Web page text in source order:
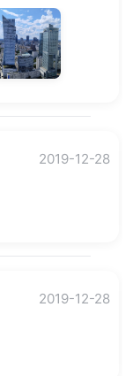
2019-12-28
2019-12-28